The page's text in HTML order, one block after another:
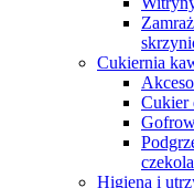
Cukiernia
Cukier
Higiena i